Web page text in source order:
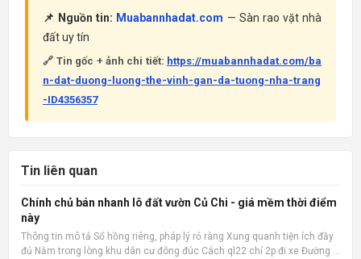
📌 Nguồn tin: Muabannhadat.com — Sàn rao vặt nhà
đất uy tín
🔗 Tin gốc + ảnh chi tiết: https://muabannhadat.com/ba
n-dat-duong-luong-the-vinh-gan-da-tuong-nha-trang
-ID4356357
Tin liên quan
Chính chủ bán nhanh lô đất vườn Củ Chi - giá mềm thời điểm
này
Thông tin mô tả Sổ hồng riêng, pháp lý rỏ ràng Xung quanh tiện ích đầy
đủ Nằm trong lòng khu dân cư đông đúc Cách ql22 chỉ 2p đi xe Đường ô